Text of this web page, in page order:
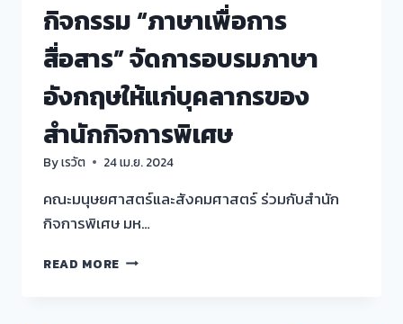
กิจกรรม “ภาษาเพื่อการ
สื่อสาร” จัดการอบรมภาษา
อังกฤษให้แก่บุคลากรของ
สำนักกิจการพิเศษ
Byเรวัต 24 เม.ย. 2024
คณะมนุษยศาสตร์และสังคมศาสตร์ ร่วมกับสำนัก
กิจการพิเศษ มห…
READ MORE กิจกรรม